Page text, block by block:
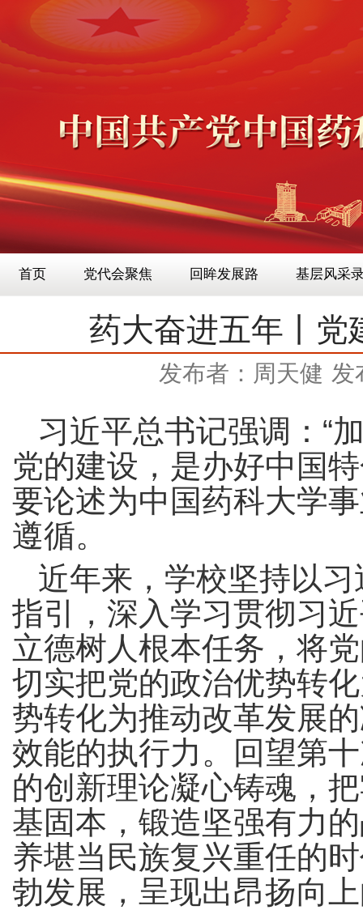
首页 党代会聚焦 回眸发展路 基层风采
药大奋进五年丨党
发布者：周天健 发
习近平总书记强调：“
党的建设，是办好中国
要论述为中国药科大学
遵循。
近年来，学校坚持以
指引，深入学习贯彻习
立德树人根本任务，将
切实把党的政治优势转
势转化为推动改革发展
效能的执行力。回望第
的创新理论凝心铸魂，
基固本，锻造坚强有力
养堪当民族复兴重任的
勃发展，呈现出昂扬向